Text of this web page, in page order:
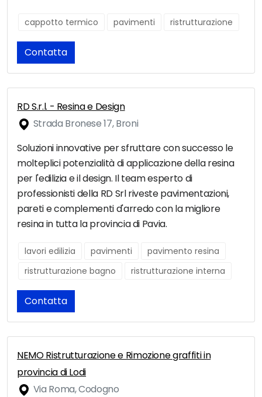
cappotto termico pavimenti ristrutturazione
Contatta
RD S.r.l. - Resina e Design
Strada Bronese 17, Broni
Soluzioni innovative per sfruttare con successo le
molteplici potenzialità di applicazione della resina
per l'edilizia e il design. Il team esperto di
professionisti della RD Srl riveste pavimentazioni,
pareti e complementi d'arredo con la migliore
resina in tutta la provincia di Pavia.
lavori edilizia pavimenti
pavimento resina
ristrutturazione bagno
ristrutturazione interna
Contatta
NEMO Ristrutturazione e Rimozione graffiti in
provincia di Lodi
Via Roma, Codogno